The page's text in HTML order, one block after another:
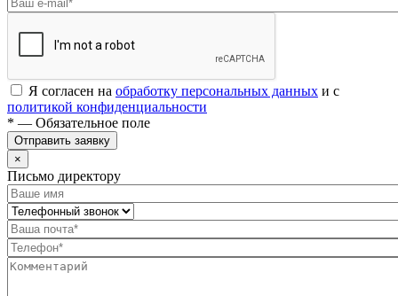
Я согласен на обработку персональных данных и с
политикой конфиденциальности
* — Обязательное поле
Отправить заявку
×
Письмо директору